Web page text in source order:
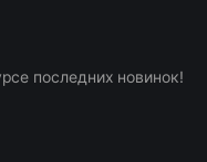
последних новинок!